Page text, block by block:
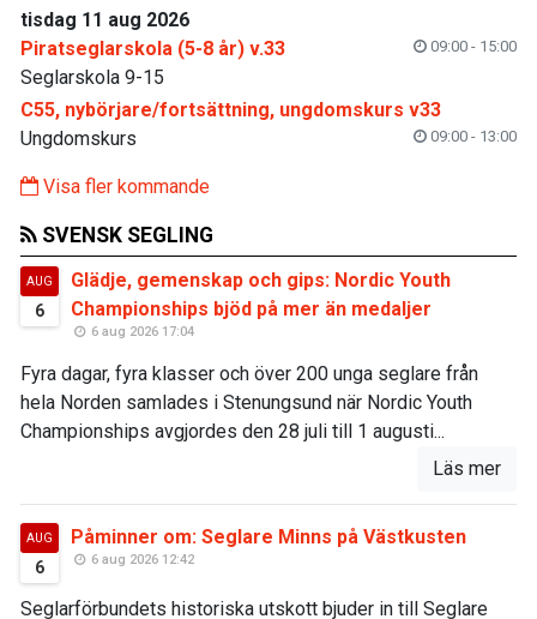
tisdag 11 aug 2026
Piratseglarskola (5-8 år) v.33
09:00 - 15:00
Seglarskola 9-15
C55, nybörjare/fortsättning, ungdomskurs v33
09:00 - 13:00
Ungdomskurs
Visa fler kommande
SVENSK SEGLING
AUG
6
Glädje, gemenskap och gips: Nordic Youth
Championships bjöd på mer än medaljer
6 aug 2026 17:04
Fyra dagar, fyra klasser och över 200 unga seglare från
hela Norden samlades i Stenungsund när Nordic Youth
Championships avgjordes den 28 juli till 1 augusti...
Läs mer
AUG
6
Påminner om: Seglare Minns på Västkusten
6 aug 2026 12:42
Seglarförbundets historiska utskott bjuder in till Seglare